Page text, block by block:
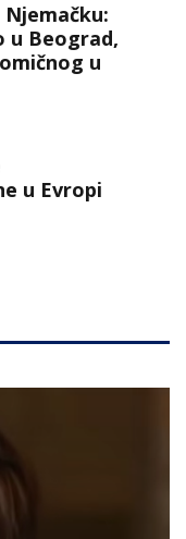
u Beograd,
u
u Evropi